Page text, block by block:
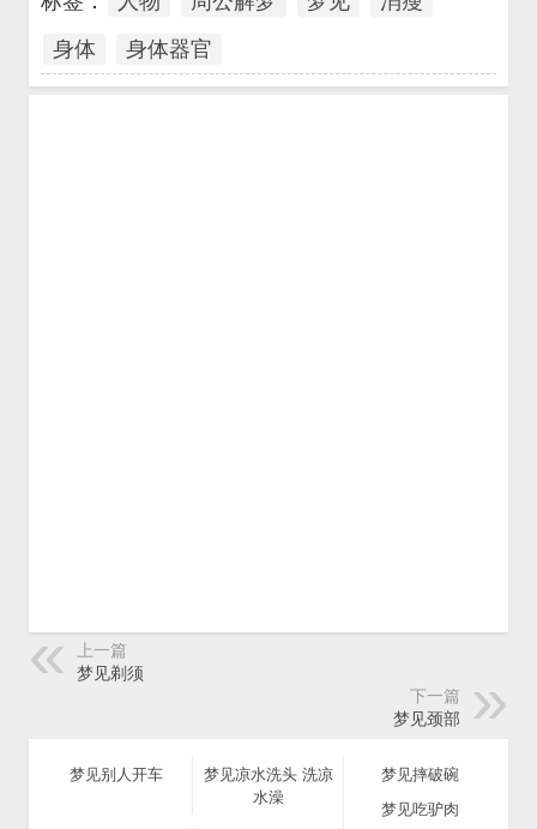
身体
身体器官
上一篇
梦见剃须
下一篇
梦见颈部
梦见别人开车
梦见凉水洗头 洗凉
水澡
梦见摔破碗
梦见吃驴肉